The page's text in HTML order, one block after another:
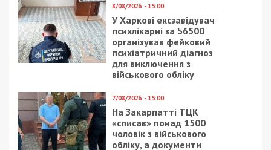
Читайте також
Предыдущая статья:
Певец Иво Бобул идет на выборы в ВР по
списку непопулярной партии
Следующая статья:
Какие аттракционы исчезнут из парка
Глобы в Днепре?